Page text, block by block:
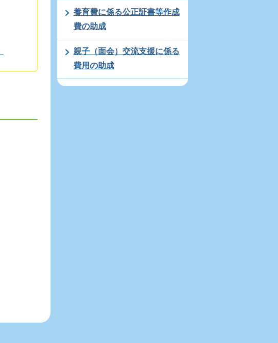
養育費に係る公正証書等作成
費の助成
親子（面会）交流支援に係る
費用の助成